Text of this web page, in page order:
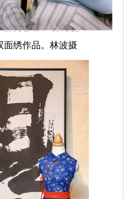
面绣作品。林波摄